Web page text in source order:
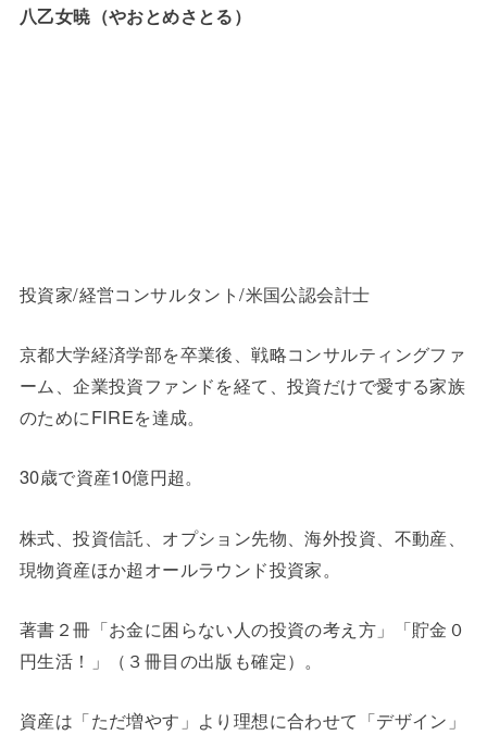
八乙女暁（やおとめさとる）
投資家/経営コンサルタント/米国公認会計士
京都大学経済学部を卒業後、戦略コンサルティングファ
ーム、企業投資ファンドを経て、投資だけで愛する家族
のためにFIREを達成。
30歳で資産10億円超。
株式、投資信託、オプション先物、海外投資、不動産、
現物資産ほか超オールラウンド投資家。
著書２冊「お金に困らない人の投資の考え方」「貯金０
円生活！」（３冊目の出版も確定）。
資産は「ただ増やす」より理想に合わせて「デザイン」